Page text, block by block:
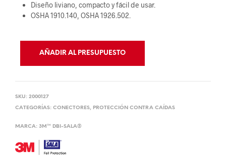
Diseño liviano, compacto y fácil de usar.
OSHA 1910.140, OSHA 1926.502.
AÑADIR AL PRESUPUESTO
SKU: 2000127
CATEGORÍAS: CONECTORES, PROTECCIÓN CONTRA CAÍDAS
MARCA: 3M™ DBI-SALA®